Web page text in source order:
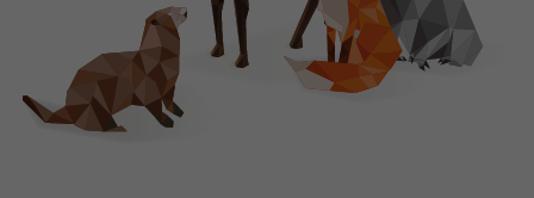
Facebook
Laufzeit 3 Monate
Zweck
Cookie von Facebook, das für Website-